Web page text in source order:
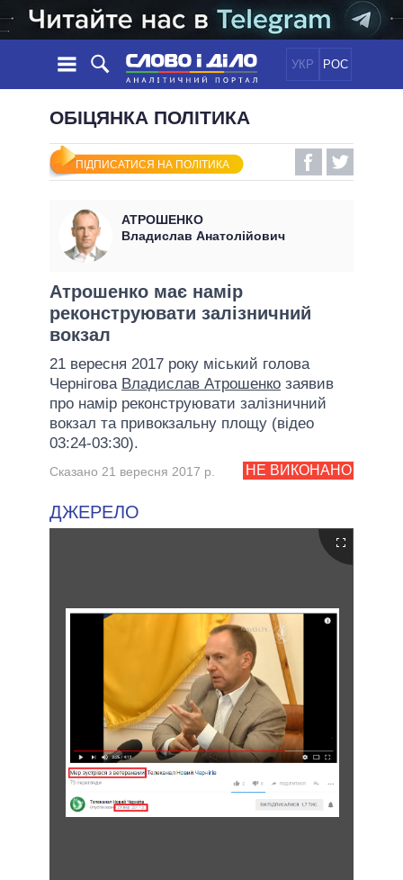
УКР РОС
НОВИНИ
СТРІЧКА
ПОДІЇ
СТАТТІ
ДУМКИ
ОГЛЯДИ
ДАЙДЖЕСТИ
ПОЛІТИКА
ЕКОНОМІКА
СВІТ
ОБIЦЯНКИ
УСІ ПОЛІТИКИ
ПРЕЗИДЕНТ І ОФІС
ВЕРХОВНА РАДА
КАБІНЕТ МІНІСТРІВ
ГОЛОВИ ОБЛАДМІНІСТРАЦІЙ
МЕРИ МІСТ
ВСІ ПЕРСОНИ
ІНФОГРАФІКА
ПІДТРИМАТИ
ОБІЦЯНКА ПОЛІТИКА
ПІДПИСАТИСЯ НА ПОЛІТИКА
АТРОШЕНКО
Владислав Анатолійович
Атрошенко має намір
реконструювати залізничний
вокзал
21 вересня 2017 року міський голова
Чернігова Владислав Атрошенко заявив
про намір реконструювати залізничний
вокзал та привокзальну площу (відео
03:24-03:30).
НЕ ВИКОНАНО
Сказано 21 вересня 2017 р.
ДЖЕРЕЛО